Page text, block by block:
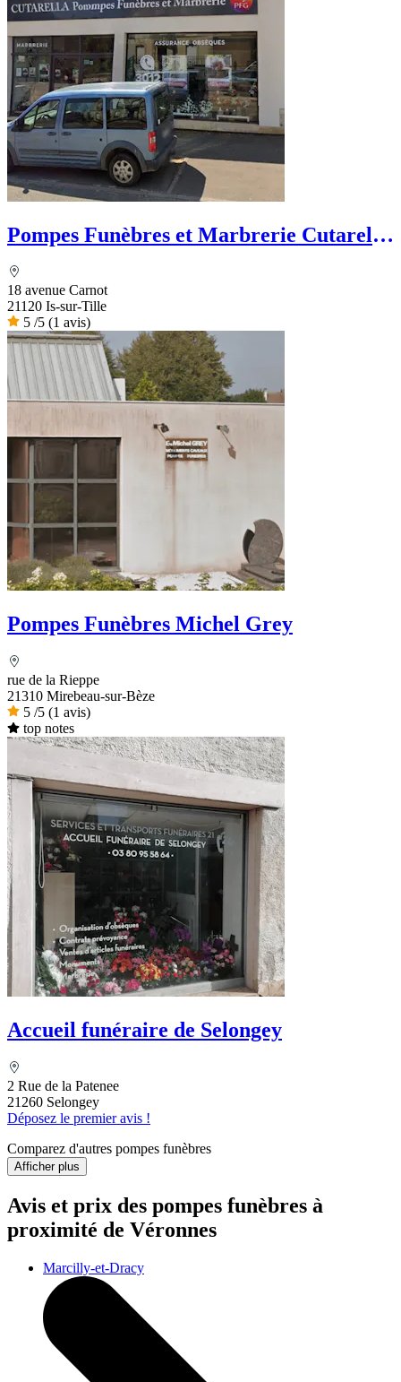
Pompes Funèbres et Marbrerie Cutarella
18 avenue Carnot
21120 Is-sur-Tille
5 /5 (1 avis)
Pompes Funèbres Michel Grey
rue de la Rieppe
21310 Mirebeau-sur-Bèze
5 /5 (1 avis)
top notes
Accueil funéraire de Selongey
2 Rue de la Patenee
21260 Selongey
Déposez le premier avis !
Comparez d'autres pompes funèbres
Afficher plus
Avis et prix des pompes funèbres à
proximité de Véronnes
Marcilly-et-Dracy